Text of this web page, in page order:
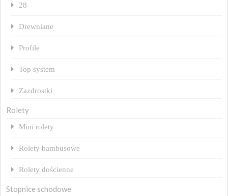
28
Drewniane
Profile
Top system
Zazdrostki
Rolety
Mini rolety
Rolety bambusowe
Rolety dościenne
Stopnice schodowe